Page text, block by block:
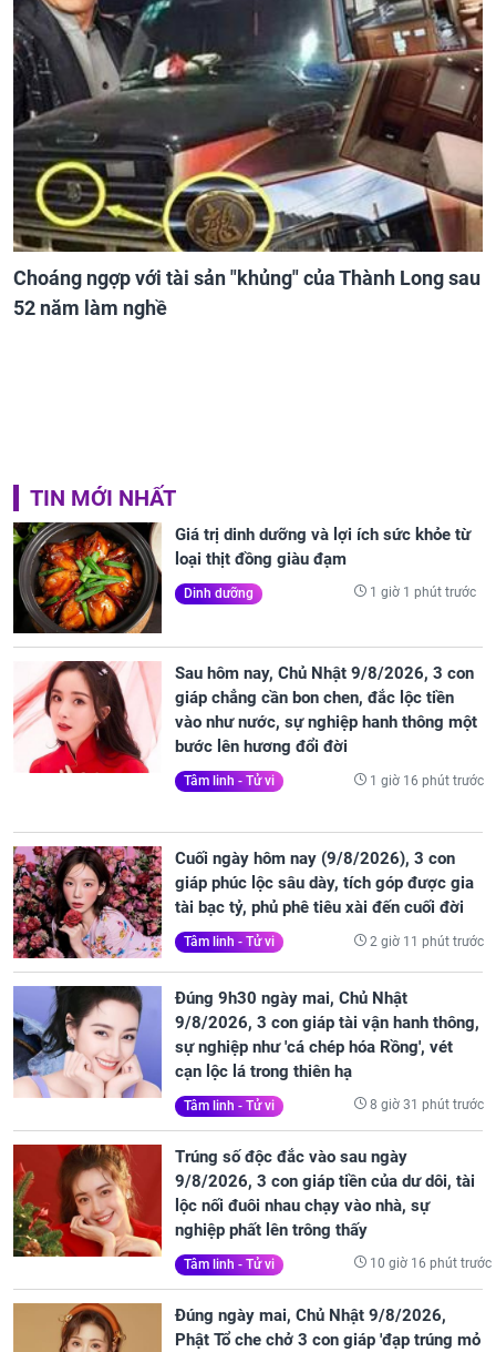
Choáng ngợp với tài sản "khủng" của Thành Long sau
52 năm làm nghề
TIN MỚI NHẤT
Giá trị dinh dưỡng và lợi ích sức khỏe từ
loại thịt đồng giàu đạm
Dinh dưỡng 1 giờ 1 phút trước
Sau hôm nay, Chủ Nhật 9/8/2026, 3 con
giáp chẳng cần bon chen, đắc lộc tiền
vào như nước, sự nghiệp hanh thông một
bước lên hương đổi đời
Tâm linh - Tử vi 1 giờ 16 phút trước
Cuối ngày hôm nay (9/8/2026), 3 con
giáp phúc lộc sâu dày, tích góp được gia
tài bạc tỷ, phủ phê tiêu xài đến cuối đời
Tâm linh - Tử vi 2 giờ 11 phút trước
Đúng 9h30 ngày mai, Chủ Nhật
9/8/2026, 3 con giáp tài vận hanh thông,
sự nghiệp như 'cá chép hóa Rồng', vét
cạn lộc lá trong thiên hạ
Tâm linh - Tử vi 8 giờ 31 phút trước
Trúng số độc đắc vào sau ngày
9/8/2026, 3 con giáp tiền của dư dôi, tài
lộc nối đuôi nhau chạy vào nhà, sự
nghiệp phất lên trông thấy
Tâm linh - Tử vi 10 giờ 16 phút trước
Đúng ngày mai, Chủ Nhật 9/8/2026,
Phật Tổ che chở 3 con giáp 'đạp trúng mỏ